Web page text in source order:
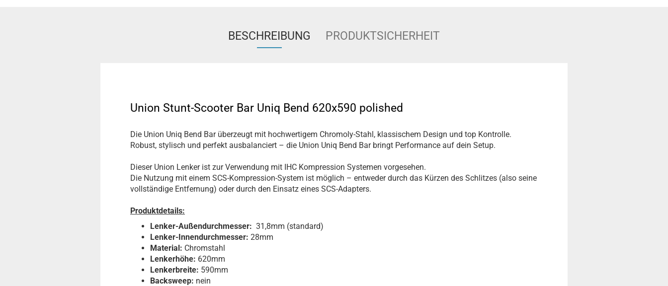
BESCHREIBUNG PRODUKTSICHERHEIT
Union Stunt-Scooter Bar Uniq Bend 620x590 polished
Die Union Uniq Bend Bar überzeugt mit hochwertigem Chromoly-Stahl, klassischem Design und top Kontrolle.
Robust, stylisch und perfekt ausbalanciert – die Union Uniq Bend Bar bringt Performance auf dein Setup.
Dieser Union Lenker ist zur Verwendung mit IHC Kompression Systemen vorgesehen.
Die Nutzung mit einem SCS-Kompression-System ist möglich – entweder durch das Kürzen des Schlitzes (also seine
vollständige Entfernung) oder durch den Einsatz eines SCS-Adapters.
Produktdetails:
Lenker-Außendurchmesser: 31,8mm (standard)
Lenker-Innendurchmesser: 28mm
Material: Chromstahl
Lenkerhöhe: 620mm
Lenkerbreite: 590mm
Backsweep: nein